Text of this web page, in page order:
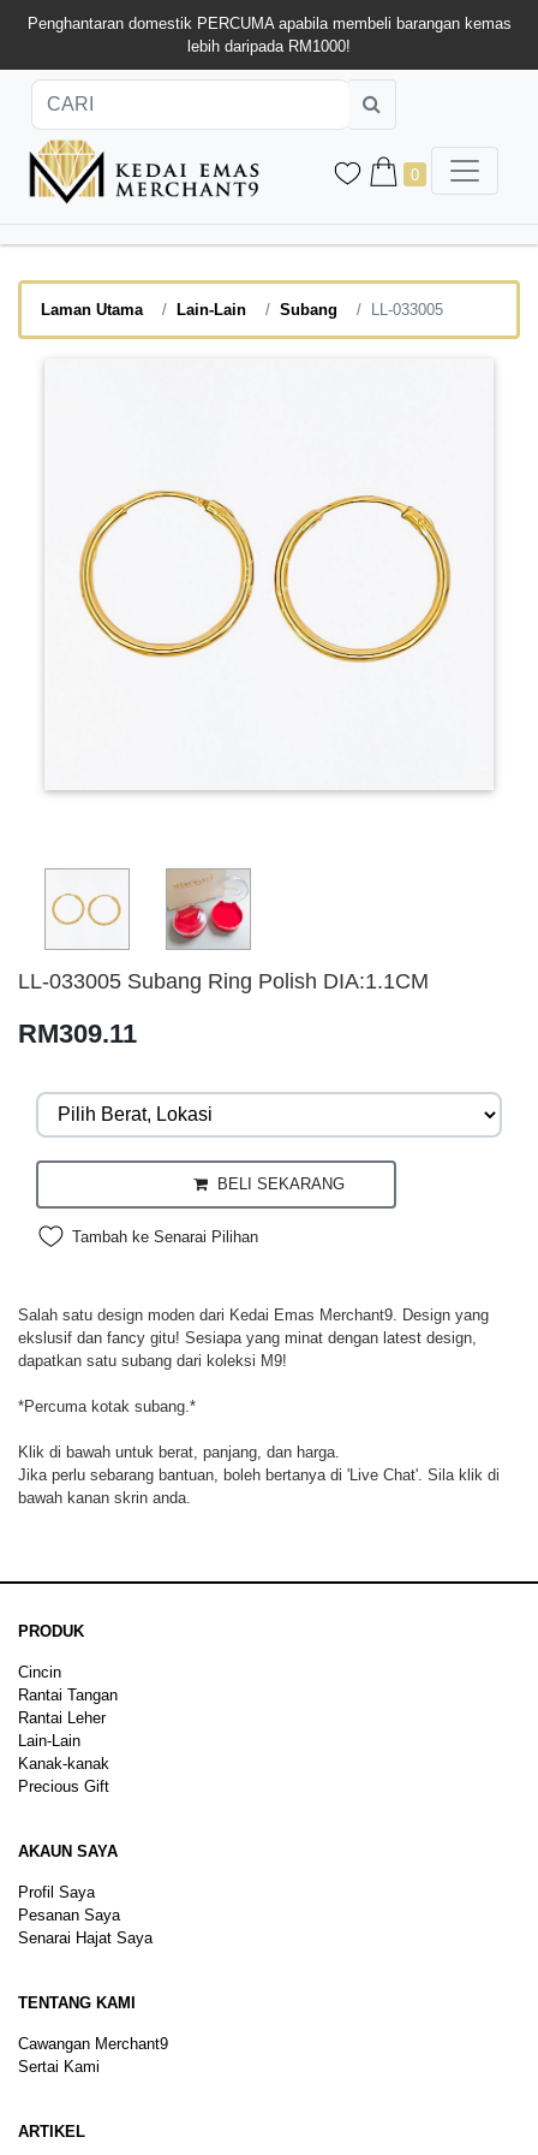
Penghantaran domestik PERCUMA apabila membeli barangan kemas
lebih daripada RM1000!
0
Laman Utama Lain-Lain Subang LL-033005
LL-033005 Subang Ring Polish DIA:1.1CM
RM309.11
BELI SEKARANG
Tambah ke Senarai Pilihan
Salah satu design moden dari Kedai Emas Merchant9. Design yang
ekslusif dan fancy gitu! Sesiapa yang minat dengan latest design,
dapatkan satu subang dari koleksi M9!
*Percuma kotak subang.*
Klik di bawah untuk berat, panjang, dan harga.
Jika perlu sebarang bantuan, boleh bertanya di 'Live Chat'. Sila klik di
bawah kanan skrin anda.
PRODUK
Cincin
Rantai Tangan
Rantai Leher
Lain-Lain
Kanak-kanak
Precious Gift
AKAUN SAYA
Profil Saya
Pesanan Saya
Senarai Hajat Saya
TENTANG KAMI
Cawangan Merchant9
Sertai Kami
ARTIKEL